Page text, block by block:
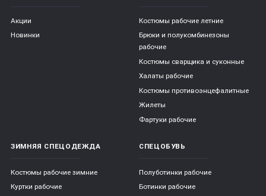
Акции
Новинки
Костюмы рабочие летние
Брюки и полукомбинезоны
рабочие
Костюмы сварщика и суконные
Халаты рабочие
Костюмы противоэнцефалитные
Жилеты
Фартуки рабочие
ЗИМНЯЯ СПЕЦОДЕЖДА
Костюмы рабочие зимние
Куртки рабочие
СПЕЦОБУВЬ
Полуботинки рабочие
Ботинки рабочие